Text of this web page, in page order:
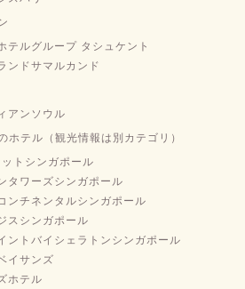
テルグループ タシュケント
ンドサマルカンド
アンソウル
ホテル（観光情報は別カテゴリ）
トシンガポール
タワーズシンガポール
ンチネンタルシンガポール
スシンガポール
ントバイシェラトンシンガポール
イサンズ
ホテル